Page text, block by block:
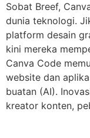
Sobat Breef,
dunia teknologi.
platform desain
kini mereka
Canva Code
website dan
buatan (AI).
kreator konten,